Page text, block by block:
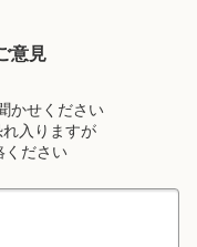
意見
かせください
入りますが
ください